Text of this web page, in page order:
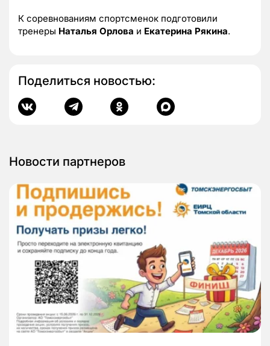
К соревнованиям спортсменок подготовили
тренеры Наталья Орлова и Екатерина Рякина.
Поделиться новостью:
Новости партнеров